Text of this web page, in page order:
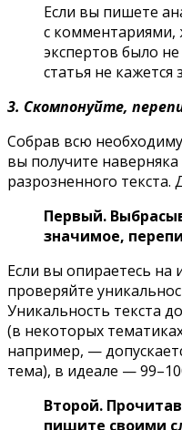
Если вы пишете
с комментариями,
экспертов было
статья не
3. Скомпонуйте,
Собрав всю
вы получите
разрозненного
Первый.
значимое,
Если вы опираетесь на
проверяйте
Уникальность текста
(в некоторых
например, —
тема), в идеале —
Второй.
пишите своими